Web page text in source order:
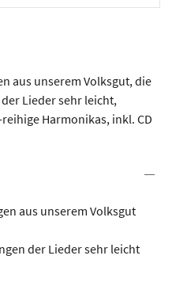
aus unserem Volksgut, die
Lieder sehr leicht,
Harmonikas, inkl. CD
aus unserem Volksgut
der Lieder sehr leicht